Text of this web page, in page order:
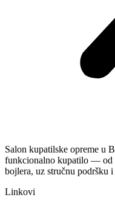
Salon kupatilske opreme u
funkcionalno kupatilo — od
bojlera, uz stručnu podršku
Linkovi